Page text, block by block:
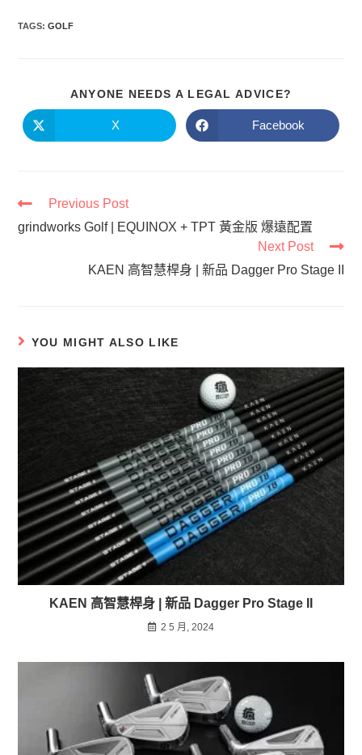
TAGS:GOLF
ANYONE NEEDS A LEGAL ADVICE?
X Facebook
Previous Post
grindworks Golf​ | EQUINOX + TPT 黃金版 爆遠配置
Next Post
KAEN 高智慧桿身​ | 新品 Dagger Pro Stage II
YOU MIGHT ALSO LIKE
KAEN 高智慧桿身​ | 新品 Dagger Pro Stage II
2 5 月, 2024